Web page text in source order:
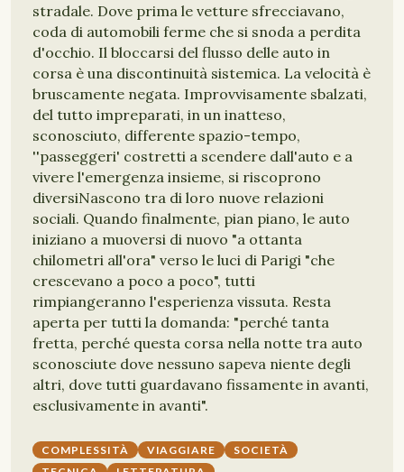
stradale. Dove prima le vetture sfrecciavano,
coda di automobili ferme che si snoda a perdita
d'occhio. Il bloccarsi del flusso delle auto in
corsa è una discontinuità sistemica. La velocità è
bruscamente negata. Improvvisamente sbalzati,
del tutto impreparati, in un inatteso,
sconosciuto, differente spazio-tempo,
''passeggeri' costretti a scendere dall'auto e a
vivere l'emergenza insieme, si riscoprono
diversiNascono tra di loro nuove relazioni
sociali. Quando finalmente, pian piano, le auto
iniziano a muoversi di nuovo "a ottanta
chilometri all'ora" verso le luci di Parigi "che
crescevano a poco a poco", tutti
rimpiangeranno l'esperienza vissuta. Resta
aperta per tutti la domanda: "perché tanta
fretta, perché questa corsa nella notte tra auto
sconosciute dove nessuno sapeva niente degli
altri, dove tutti guardavano fissamente in avanti,
esclusivamente in avanti".
COMPLESSITÀ VIAGGIARE
SOCIETÀ